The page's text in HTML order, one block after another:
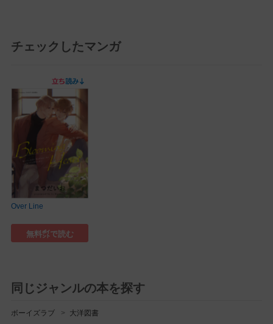
チェックしたマンガ
Over Line
無料㌽で読む
同じジャンルの本を探す
ボーイズラブ 大洋図書